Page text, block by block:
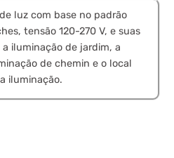
luz com base no padrão
tensão 120-270 V, e suas
iluminação de jardim, a
de chemin e o local
iluminação.